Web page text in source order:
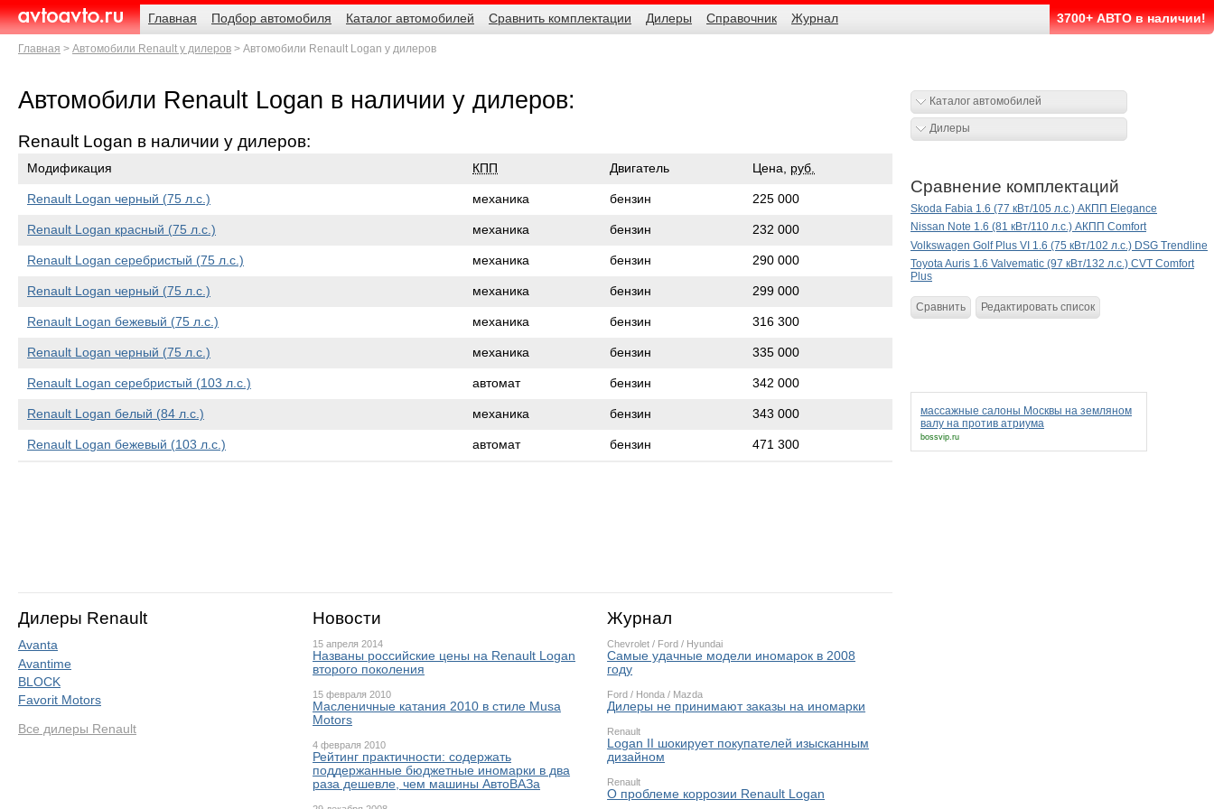
AvtoAvto.ru
Навигация
Главная
Подбор автомобиля Каталог автомобилей Сравнить комплектации Дилеры Справочник Журнал 3700+ АВТО в наличии!
Родительские
страницы
Главная Автомобили Renault у дилеров Автомобили Renault Logan у дилеров
Автомобили Renault Logan в наличии у дилеров:
Renault Logan в наличии у дилеров:
Модификация КПП Двигатель Цена, руб.
Renault Logan черный (75 л.с.) механика бензин 225 000
Renault Logan красный (75 л.с.) механика бензин 232 000
Renault Logan серебристый (75 л.с.) механика бензин 290 000
Renault Logan черный (75 л.с.) механика бензин 299 000
Renault Logan бежевый (75 л.с.) механика бензин 316 300
Renault Logan черный (75 л.с.) механика бензин 335 000
Renault Logan серебристый (103 л.с.) автомат бензин 342 000
Renault Logan белый (84 л.с.) механика бензин 343 000
Renault Logan бежевый (103 л.с.) автомат бензин 471 300
Дилеры Renault
Avanta
Avantime
BLOCK
Favorit Motors
Все дилеры Renault
Новости
15 апреля 2014
Названы российские цены на Renault Logan
второго поколения
15 февраля 2010
Масленичные катания 2010 в стиле Musa
Motors
4 февраля 2010
Рейтинг практичности: содержать
поддержанные бюджетные иномарки в два
раза дешевле, чем машины АвтоВАЗа
Журнал
Chevrolet / Ford / Hyundai
Самые удачные модели иномарок в 2008
году
Ford / Honda / Mazda
Дилеры не принимают заказы на иномарки
Renault
Logan II шокирует покупателей изысканным
дизайном
Renault
О проблеме коррозии Renault Logan
Каталог автомобилей
Дилеры
Сравнение комплектаций
Skoda Fabia 1.6 (77 кВт/105 л.с.) АКПП Elegance
Nissan Note 1.6 (81 кВт/110 л.с.) АКПП Comfort
Volkswagen Golf Plus VI 1.6 (75 кВт/102 л.с.) DSG Trendline
Toyota Auris 1.6 Valvematic (97 кВт/132 л.с.) CVT Comfort
Plus
Сравнить Редактировать список
массажные салоны Москвы на земляном
валу на против атриума
bossvip.ru